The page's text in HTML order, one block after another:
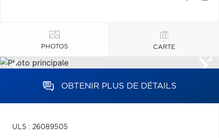
PHOTOS CARTE
OBTENIR PLUS DE DÉTAILS
ULS : 26089505